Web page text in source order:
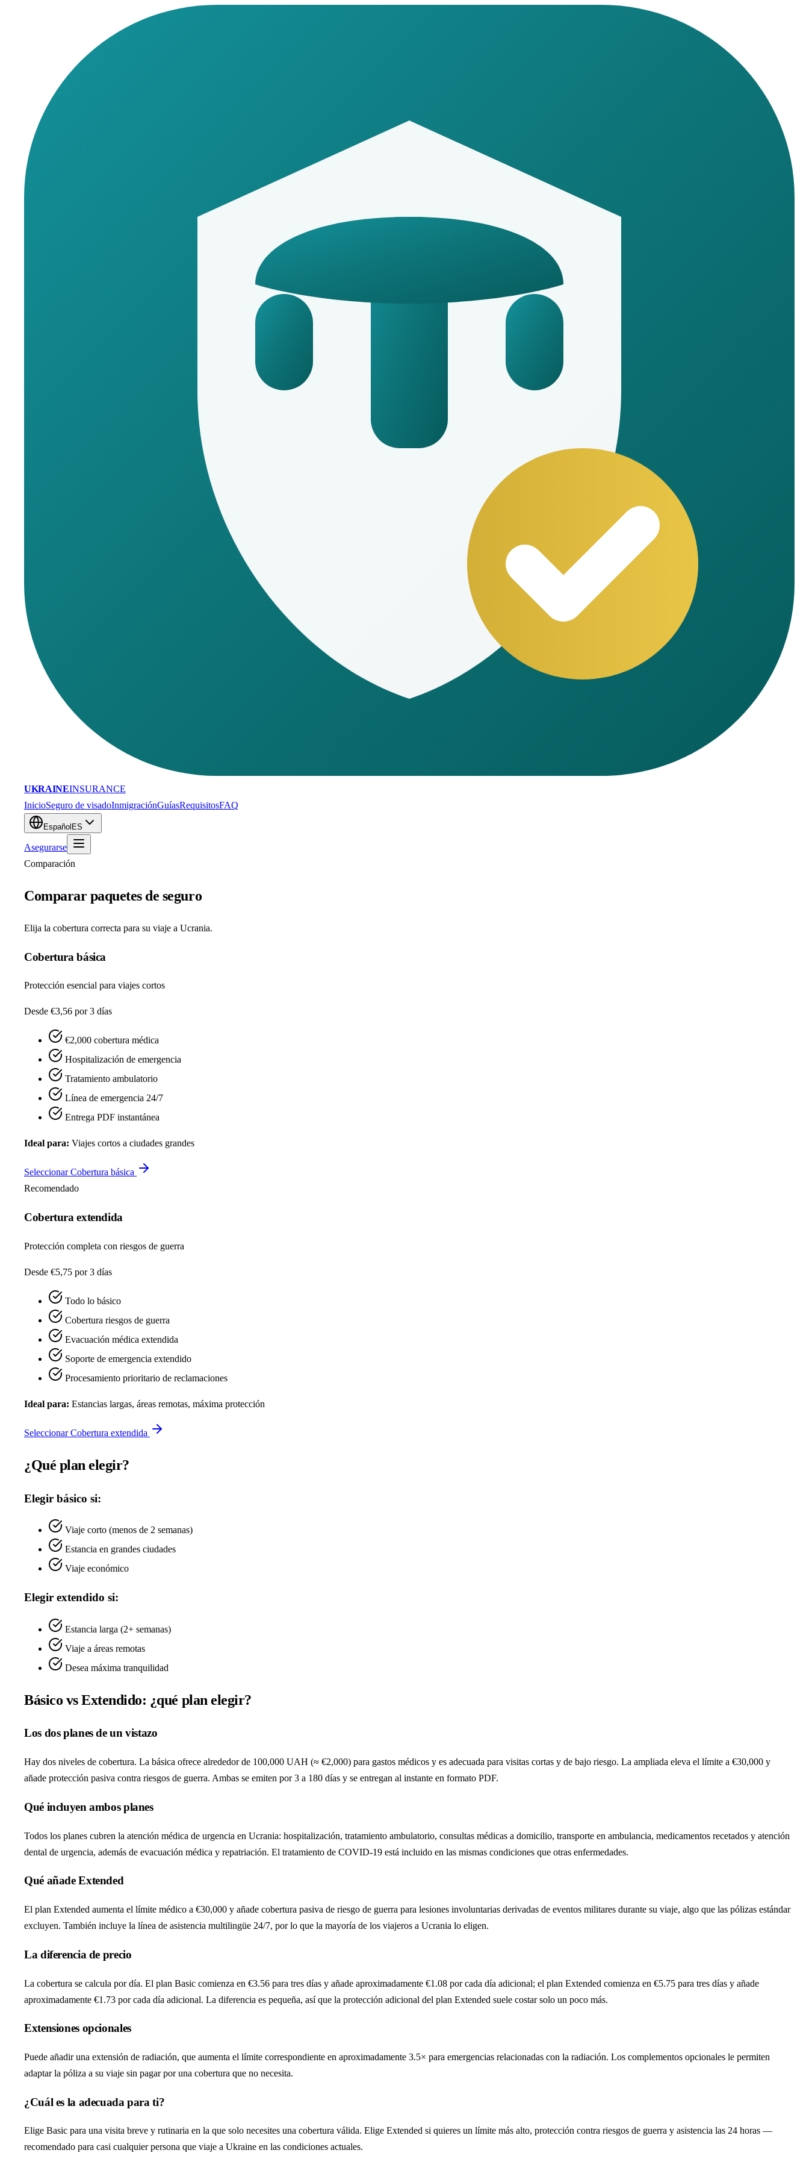
UKRAINEINSURANCE
InicioSeguro de visadoInmigraciónGuíasRequisitosFAQ
Español ES
Asegurarse
Comparación
Comparar paquetes de seguro
Elija la cobertura correcta para su viaje a Ucrania.
Cobertura básica
Protección esencial para viajes cortos
Desde €3,56 por 3 días
€2,000 cobertura médica
Hospitalización de emergencia
Tratamiento ambulatorio
Línea de emergencia 24/7
Entrega PDF instantánea
Ideal para: Viajes cortos a ciudades grandes
Seleccionar Cobertura básica
Recomendado
Cobertura extendida
Protección completa con riesgos de guerra
Desde €5,75 por 3 días
Todo lo básico
Cobertura riesgos de guerra
Evacuación médica extendida
Soporte de emergencia extendido
Procesamiento prioritario de reclamaciones
Ideal para: Estancias largas, áreas remotas, máxima protección
Seleccionar Cobertura extendida
¿Qué plan elegir?
Elegir básico si:
Viaje corto (menos de 2 semanas)
Estancia en grandes ciudades
Viaje económico
Elegir extendido si:
Estancia larga (2+ semanas)
Viaje a áreas remotas
Desea máxima tranquilidad
Básico vs Extendido: ¿qué plan elegir?
Los dos planes de un vistazo
Hay dos niveles de cobertura. La básica ofrece alrededor de 100,000 UAH (≈ €2,000) para gastos médicos y es adecuada para visitas cortas y de bajo riesgo. La ampliada eleva el límite a €30,000 y
añade protección pasiva contra riesgos de guerra. Ambas se emiten por 3 a 180 días y se entregan al instante en formato PDF.
Qué incluyen ambos planes
Todos los planes cubren la atención médica de urgencia en Ucrania: hospitalización, tratamiento ambulatorio, consultas médicas a domicilio, transporte en ambulancia, medicamentos recetados y atención
dental de urgencia, además de evacuación médica y repatriación. El tratamiento de COVID-19 está incluido en las mismas condiciones que otras enfermedades.
Qué añade Extended
El plan Extended aumenta el límite médico a €30,000 y añade cobertura pasiva de riesgo de guerra para lesiones involuntarias derivadas de eventos militares durante su viaje, algo que las pólizas estándar
excluyen. También incluye la línea de asistencia multilingüe 24/7, por lo que la mayoría de los viajeros a Ucrania lo eligen.
La diferencia de precio
La cobertura se calcula por día. El plan Basic comienza en €3.56 para tres días y añade aproximadamente €1.08 por cada día adicional; el plan Extended comienza en €5.75 para tres días y añade
aproximadamente €1.73 por cada día adicional. La diferencia es pequeña, así que la protección adicional del plan Extended suele costar solo un poco más.
Extensiones opcionales
Puede añadir una extensión de radiación, que aumenta el límite correspondiente en aproximadamente 3.5× para emergencias relacionadas con la radiación. Los complementos opcionales le permiten
adaptar la póliza a su viaje sin pagar por una cobertura que no necesita.
¿Cuál es la adecuada para ti?
Elige Basic para una visita breve y rutinaria en la que solo necesites una cobertura válida. Elige Extended si quieres un límite más alto, protección contra riesgos de guerra y asistencia las 24 horas —
recomendado para casi cualquier persona que viaje a Ukraine en las condiciones actuales.